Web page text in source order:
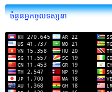
ចំនួនអ្នកចូលទស្សនា